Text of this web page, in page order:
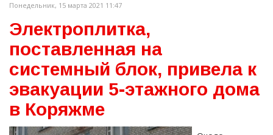
Понедельник, 15 марта 2021 11:47
Электроплитка,
поставленная на
системный блок, привела к
эвакуации 5-этажного дома
в Коряжме